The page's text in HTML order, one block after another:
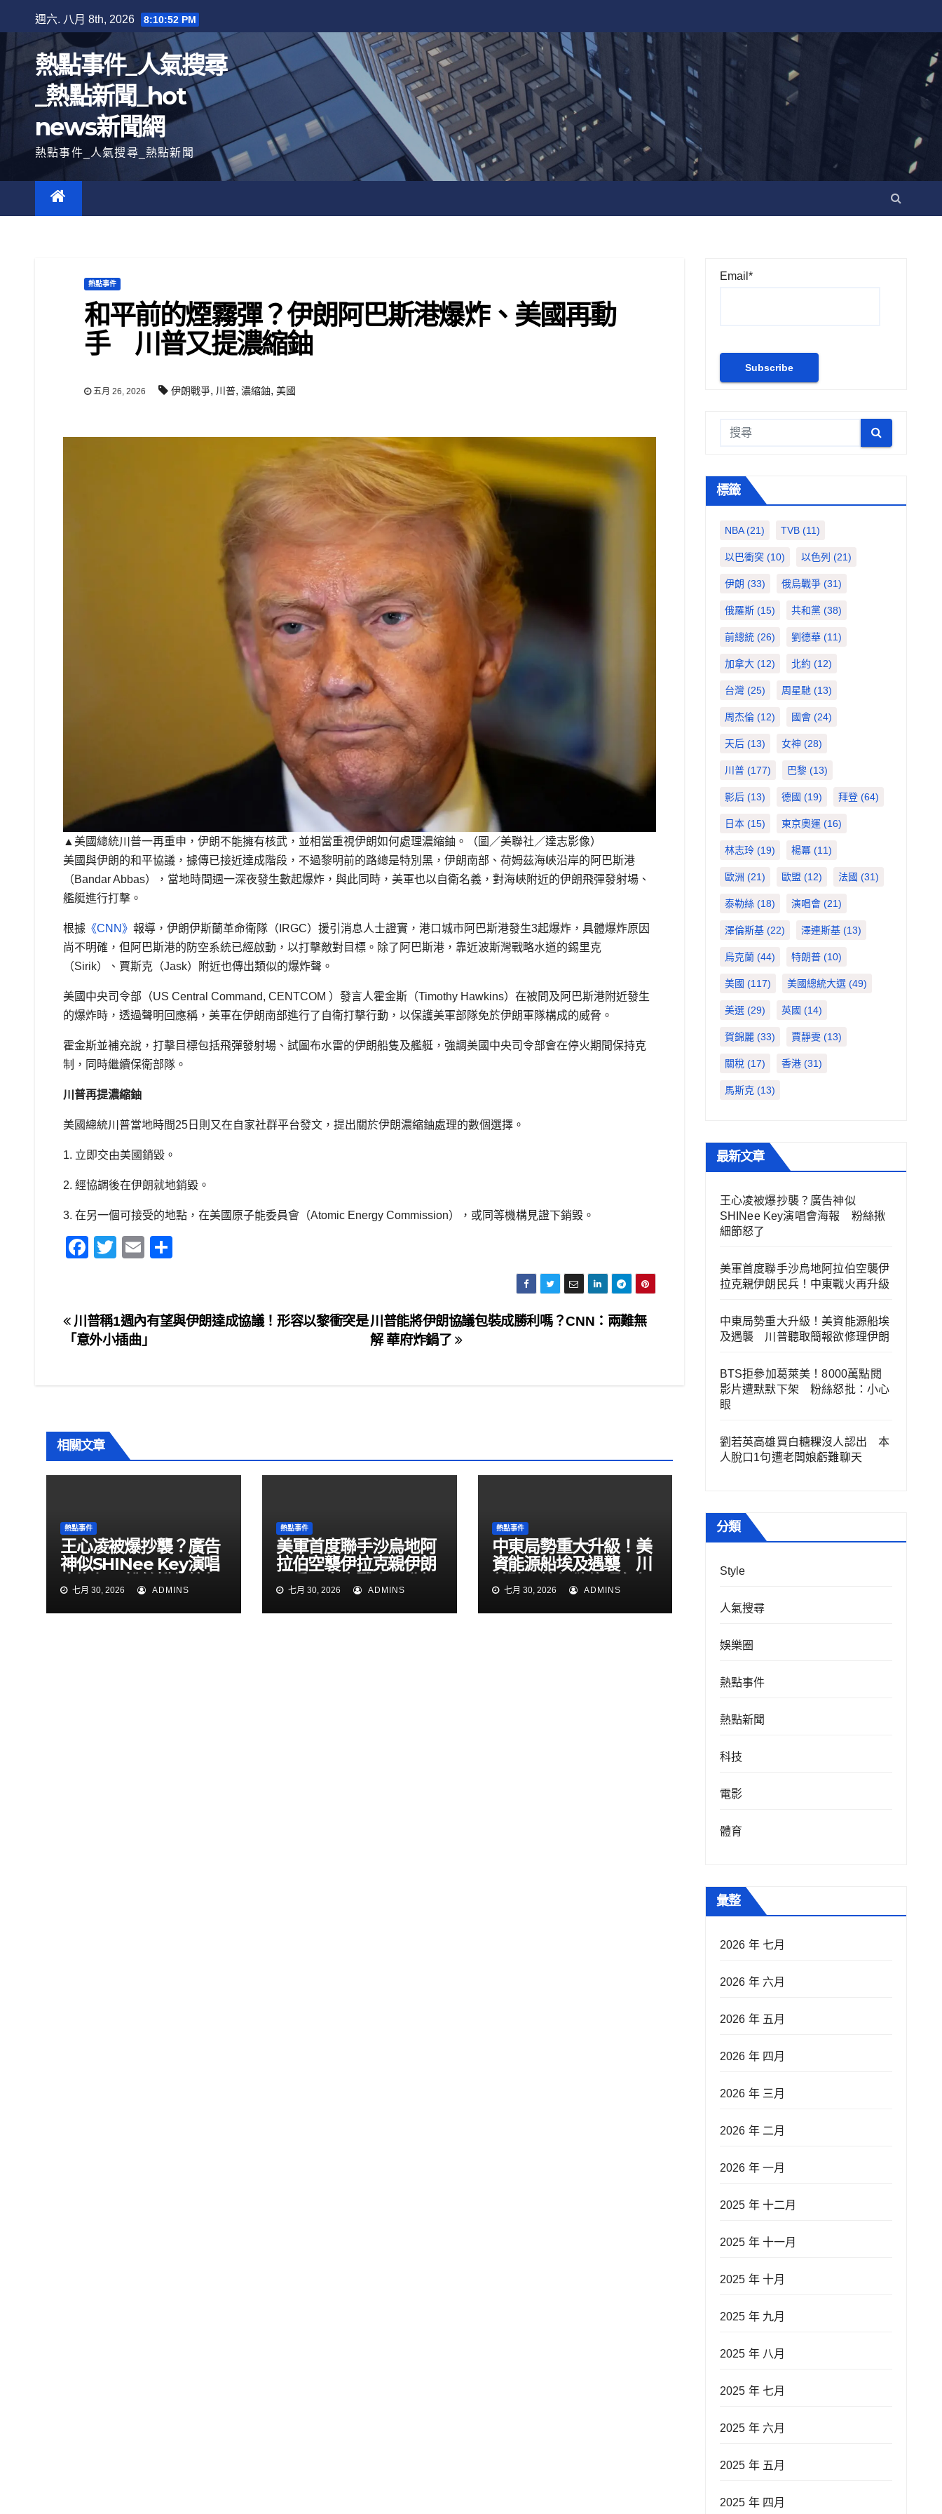
至
內
週六. 八月 8th, 2026 8:10:53 PM
熱點事件_人氣搜尋
_熱點新聞_hot
news新聞網
熱點事件_人氣搜尋_熱點新聞
熱點事件
和平前的煙霧彈？伊朗阿巴斯港爆炸、美國再動
手 川普又提濃縮鈾
五月 26, 2026 伊朗戰爭, 川普, 濃縮鈾, 美國
▲美國總統川普一再重申，伊朗不能擁有核武，並相當重視伊朗如何處理濃縮鈾。（圖／美聯社／達志影像）
美國與伊朗的和平協議，據傳已接近達成階段，不過黎明前的路總是特別黑，伊朗南部、荷姆茲海峽沿岸的阿巴斯港
（Bandar Abbas），當地時間週一深夜發生數起爆炸，與此同時，美軍也以自衛名義，對海峽附近的伊朗飛彈發射場、
艦艇進行打擊。
根據 《CNN》 報導，伊朗伊斯蘭革命衛隊（IRGC）援引消息人士證實，港口城市阿巴斯港發生3起爆炸，具體爆炸原因
尚不明確，但阿巴斯港的防空系統已經啟動，以打擊敵對目標。除了阿巴斯港，靠近波斯灣戰略水道的錫里克
（Sirik）、賈斯克（Jask）附近也傳出類似的爆炸聲。
美國中央司令部（US Central Command, CENTCOM ）發言人霍金斯（Timothy Hawkins）在被問及阿巴斯港附近發生
的爆炸時，透過聲明回應稱，美軍在伊朗南部進行了自衛打擊行動，以保護美軍部隊免於伊朗軍隊構成的威脅。
霍金斯並補充說，打擊目標包括飛彈發射場、試圖布水雷的伊朗船隻及艦艇，強調美國中央司令部會在停火期間保持克
制，同時繼續保衛部隊。
川普再提濃縮鈾
美國總統川普當地時間25日則又在自家社群平台發文，提出關於伊朗濃縮鈾處理的數個選擇。
1. 立即交由美國銷毀。
2. 經協調後在伊朗就地銷毀。
3. 在另一個可接受的地點，在美國原子能委員會（Atomic Energy Commission），或同等機構見證下銷毀。
F
e
b
T
er
E
e
文
章
川普能將伊朗協議包裝成勝利嗎？CNN：兩難無
解 華府炸鍋了
川普稱1週內有望與伊朗達成協議！形容以黎衝突是
「意外小插曲」
相關文章
熱點事件
王心凌被爆抄襲？廣告
神似SHINee Key演唱
會海報 粉絲揪細節怒
了七月 30, 2026 ADMINS
熱點事件
美軍首度聯手沙烏地阿
拉伯空襲伊拉克親伊朗
民兵！中東戰火再升級
七月 30, 2026 ADMINS
熱點事件
中東局勢重大升級！美
資能源船埃及遇襲 川
普聽取簡報欲修理伊朗
七月 30, 2026 ADMINS
Email*
標籤
NBA(21) TVB(11)
以巴衝突(10) 以色列 (21)
伊朗 (33) 俄烏戰爭(31)
俄羅斯(15) 共和黨(38)
前總統(26) 劉德華(11)
加拿大(12) 北約 (12)
台灣(25) 周星馳 (13)
周杰倫(12) 國會(24)
天后(13) 女神 (28)
川普(177) 巴黎(13)
影后(13) 德國 (19) 拜登(64)
日本(15) 東京奧運 (16)
林志玲(19) 楊冪(11)
歐洲 (21) 歐盟 (12) 法國 (31)
泰勒絲 (18) 演唱會(21)
澤倫斯基(22) 澤連斯基(13)
烏克蘭(44) 特朗普(10)
美國 (117) 美國總統大選(49)
美選(29) 英國 (14)
賀錦麗 (33) 賈靜雯(13)
關稅(17) 香港(31)
馬斯克 (13)
最新文章
王心凌被爆抄襲？廣告神似
SHINee Key演唱會海報 粉絲揪
細節怒了
美軍首度聯手沙烏地阿拉伯空襲伊
拉克親伊朗民兵！中東戰火再升級
中東局勢重大升級！美資能源船埃
及遇襲 川普聽取簡報欲修理伊朗
BTS拒參加葛萊美！8000萬點閱
影片遭默默下架 粉絲怒批：小心
眼
劉若英高雄買白糖粿沒人認出 本
人脫口1句遭老闆娘虧難聊天
分類
Style
人氣搜尋
娛樂圈
熱點事件
熱點新聞
科技
電影
體育
彙整
2026 年 七月
2026 年 六月
2026 年 五月
2026 年 四月
2026 年 三月
2026 年 二月
2026 年 一月
2025 年 十二月
2025 年 十一月
2025 年 十月
2025 年 九月
2025 年 八月
2025 年 七月
2025 年 六月
2025 年 五月
2025 年 四月